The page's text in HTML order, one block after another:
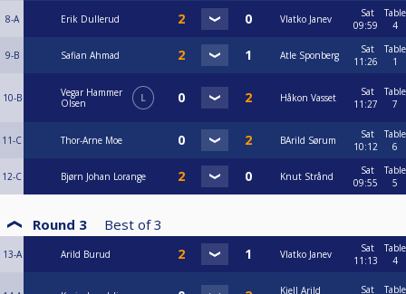
8-A Erik Dullerud Vlatko Janev
Sat
09:59
Table
4
9-B Safian Ahmad Atle Sponberg
Sat
11:26
Table
1
10-B
Vegar Hammer
Olsen
L Håkon Vasset
Sat
11:27
Table
7
11-C Thor-Arne Moe BArild Sørum
Sat
10:12
Table
6
12-C Bjørn Johan Lorange Knut Strånd
Sat
09:55
Table
5
Round 3 Best of 3
13-A Arild Burud Vlatko Janev
Sat
11:13
Table
4
Kjell Arild
Sat
Table